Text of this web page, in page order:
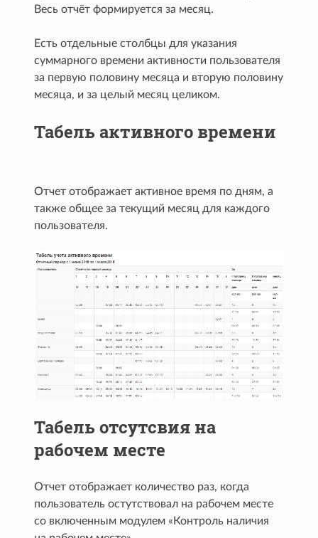
Весь отчёт формируется за месяц.
Есть отдельные столбцы для указания
суммарного времени активности пользователя
за первую половину месяца и вторую половину
месяца, и за целый месяц целиком.
Табель активного времени
Отчет отображает активное время по дням, а
также общее за текущий месяц для каждого
пользователя.
Табель отсутсвия на
рабочем месте
Отчет отображает количество раз, когда
пользователь остутствовал на рабочем месте
со включенным модулем «Контроль наличия